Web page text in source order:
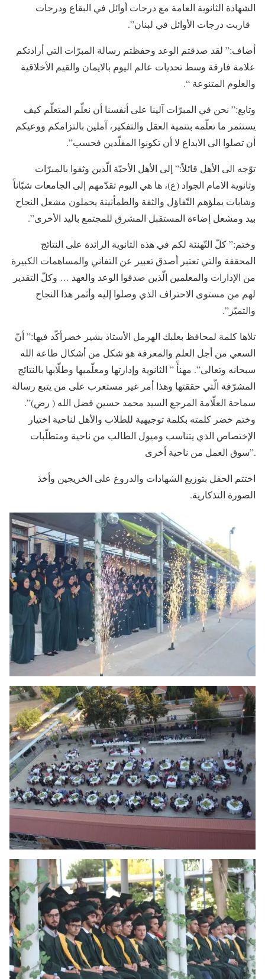
الشهادة الثانوية العامة مع درجات أوائل ‏في البقاع ودرجات
أضاف:” لقد صدقتم الوعد وحفظتم رسالة المبرّات التي أرادتكم
‏علامة فارقة وسط تحديات عالم اليوم بالايمان والقيم الأخلاقية
‏والعلوم المتنوعة “. ‏
وتابع:” نحن في المبرّات آلينا على أنفسنا أن نعلّم المتعلّم كيف
‏يستثمر ما تعلّمه بتنمية العقل والتفكير، آملين بالتزامكم ووعيكم
أن ‏تصلوا الى الابداع لا أن تكونوا المقلّدين فحسب”. ‏
توّجه الى الأهل قائلاً:” إلى الأهل الأحبّة الّذين وثقوا بالمبرّات
‏وثانوية الامام الجواد (ع)، ها هي اليوم تقدّمهم إلى الجامعات شبّاناً
‏وشابات يملؤهم التّفاؤل والثقة والطمأنينة يحملون مشعل النجاح
بيد ‏ومشعل إضاءة المستقبل المشرق للمجتمع باليد الأخرى”. ‏
وختم:” كلّ التّهنئة لكم في هذه الثانوية الرائدة على النتائج
‏المحققة والتي تعتبر أصدق تعبير عن التفاني والمساهمات الكبيرة
‏من الإدارات والمعلمين الّذين صدقوا الوعد والعهد … وكلّ التقدير
‏لهم من مستوى الاحتراف الذي وصلوا إليه وأثمر هذا النجاح
‏والتميّز”. ‏
تلاها كلمة لمحافظ بعلبك الهرمل الأستاذ بشير خضرأكّد فيها:” أنّ
‏السعي من أجل العلم والمعرفة هو شكل من أشكال طاعة الله
سبحانه ‏وتعالى”. مهنأً ” الثانوية وإدارتها ومعلّميها وطلّابها بالنتائج
المشرّفة الّتي ‏حققتها وهذا أمر غير مستغرب على من يتبع رسالة
سماحة العلّامة ‏المرجع السيد محمد حسين فضل الله ( رض)”. ‏
وختم خضر كلمته بكلمة توجيهية للطلاب والأهل لناحية اختيار
الإختصاص الذي ‏يتناسب وميول الطالب من ناحية ومتطلّبات
سوق العمل من ناحية ‏أخرى”.
اختتم الحفل بتوزيع الشهادات والدروع على الخريجين وأخذ
الصورة ‏التذكارية.‏